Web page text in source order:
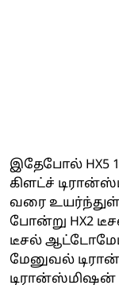
இதேபோல் HX5
கிளட்ச்
வரை
போன்று HX2
டீசல்
மேனுவல்